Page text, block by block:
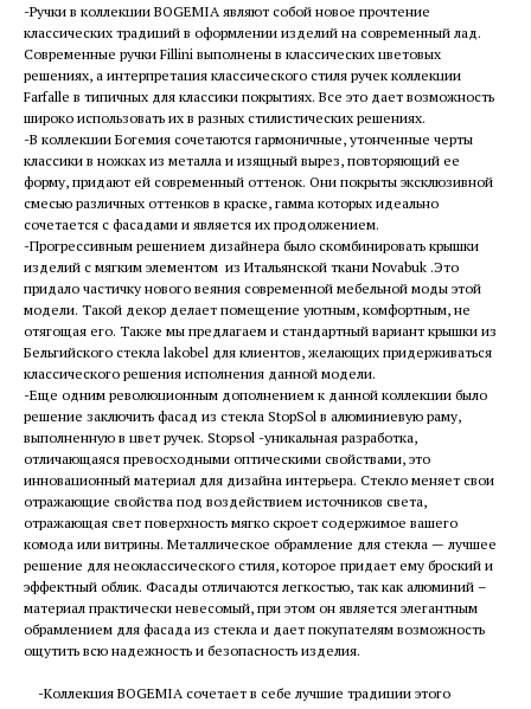
-Ручки в коллекции BOGEMIA являют собой новое прочтение
классических традиций в оформлении изделий на современный лад.
Современные ручки Fillini выполнены в классических цветовых
решениях, а интерпретация классического стиля ручек коллекции
Farfalle в типичных для классики покрытиях. Все это дает возможность
широко использовать их в разных стилистических решениях.
-В коллекции Богемия сочетаются гармоничные, утонченные черты
классики в ножках из металла и изящный вырез, повторяющий ее
форму, придают ей современный оттенок. Они покрыты эксклюзивной
смесью различных оттенков в краске, гамма которых идеально
сочетается с фасадами и является их продолжением.
-Прогрессивным решением дизайнера было скомбинировать крышки
изделий с мягким элементом из Итальянской ткани Novabuk .Это
придало частичку нового веяния современной мебельной моды этой
модели. Такой декор делает помещение уютным, комфортным, не
отягощая его. Также мы предлагаем и стандартный вариант крышки из
Бельгийского стекла lakobel для клиентов, желающих придерживаться
классического решения исполнения данной модели.
-Еще одним революционным дополнением к данной коллекции было
решение заключить фасад из стекла StopSol в алюминиевую раму,
выполненную в цвет ручек. Stopsol -уникальная разработка,
отличающаяся превосходными оптическими свойствами, это
инновационный материал для дизайна интерьера. Стекло меняет свои
отражающие свойства под воздействием источников света,
отражающая свет поверхность мягко скроет содержимое вашего
комода или витрины. Металлическое обрамление для стекла — лучшее
решение для неоклассического стиля, которое придает ему броский и
эффектный облик. Фасады отличаются легкостью, так как алюминий –
материал практически невесомый, при этом он является элегантным
обрамлением для фасада из стекла и дает покупателям возможность
ощутить всю надежность и безопасность изделия.
-Коллекция BOGEMIA сочетает в себе лучшие традиции этого